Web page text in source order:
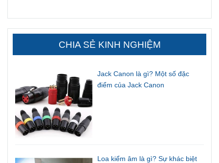
CHIA SẺ KINH NGHIỆM
Jack Canon là gì? Một số đặc
điểm của Jack Canon
Loa kiểm âm là gì? Sự khác biệt